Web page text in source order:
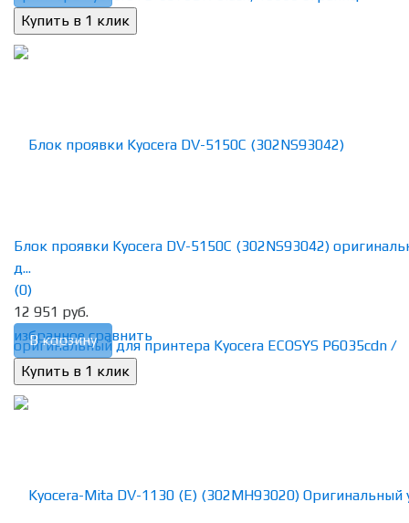
избранное сравнить
Блок проявки Kyocera DV-5150C (302NS93042)
д...
(0)
12 951 руб.
В корзину